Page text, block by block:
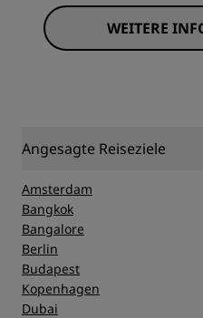
WEITERE
Angesagte Reiseziele
Amsterdam
Bangkok
Bangalore
Berlin
Budapest
Kopenhagen
Dubai